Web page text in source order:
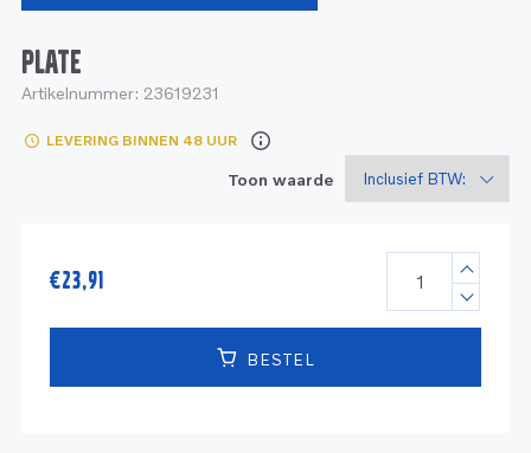
Service
Motoren
Reman - Bedrijfsvaart
PLATE
Artikelnummer: 23619231
LEVERING BINNEN 48 UUR
Toon waarde
€23,91
BESTEL